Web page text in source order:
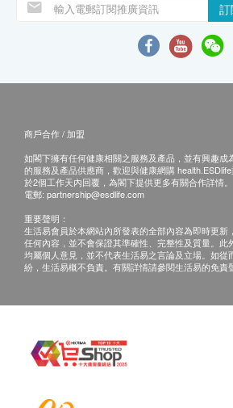
訂
商戶合作 / 加盟
如閣下擁有任何健康相關之服務及產品，並有興趣成
的服務及產品供應商，歡迎與健康網購
於2個工作天內回覆，為閣下提供更多有關合作詳情。
電郵: partnership@esdlife.com
重要聲明：
生活易會員於本網站內所發表的全部內容為即時更新
任何內容，並不會保證其準確性、完整性及質量。此
均屬個人意見，並不代表生活易之言論及立場。如從
紛，生活易概不負責。有關詳情請參閱生活易的免責